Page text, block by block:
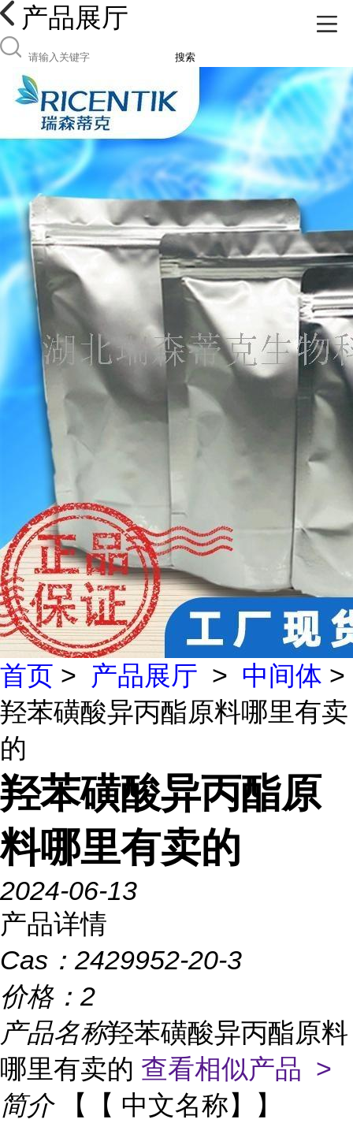
产品展厅
搜索
首页 > 产品展厅 > 中间体 >
羟苯磺酸异丙酯原料哪里有卖
的
羟苯磺酸异丙酯原
料哪里有卖的
2024-06-13
产品详情
Cas： 2429952-20-3
价格： 2
产品名称羟苯磺酸异丙酯原料
哪里有卖的 查看相似产品 >
简介
【【 中文名称】】